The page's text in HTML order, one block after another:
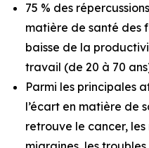
75 % des
matière de santé des
baisse de la
travail (de 20 à 70
Parmi les principales
l’écart en matière de
retrouve le cancer,